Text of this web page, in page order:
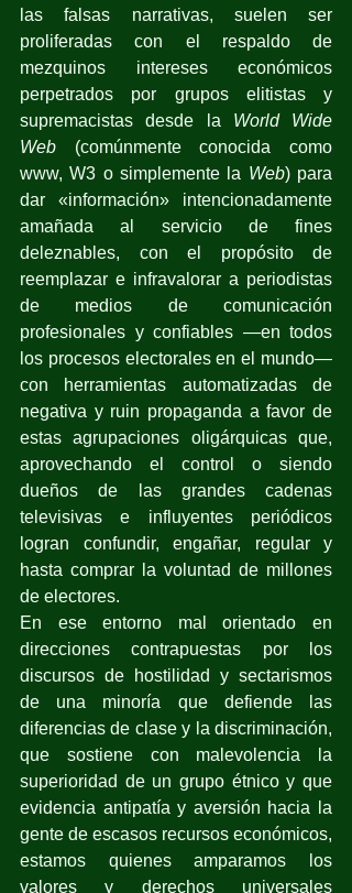
las falsas narrativas, suelen ser
proliferadas con el respaldo de
mezquinos intereses económicos
perpetrados por grupos elitistas y
supremacistas desde la World Wide
Web (comúnmente conocida como
www, W3 o simplemente la Web) para
dar «información» intencionadamente
amañada al servicio de fines
deleznables, con el propósito de
reemplazar e infravalorar a periodistas
de medios de comunicación
profesionales y confiables —en todos
los procesos electorales en el mundo—
con herramientas automatizadas de
negativa y ruin propaganda a favor de
estas agrupaciones oligárquicas que,
aprovechando el control o siendo
dueños de las grandes cadenas
televisivas e influyentes periódicos
logran confundir, engañar, regular y
hasta comprar la voluntad de millones
de electores.
En ese entorno mal orientado en
direcciones contrapuestas por los
discursos de hostilidad y sectarismos
de una minoría que defiende las
diferencias de clase y la discriminación,
que sostiene con malevolencia la
superioridad de un grupo étnico y que
evidencia antipatía y aversión hacia la
gente de escasos recursos económicos,
estamos quienes amparamos los
valores y derechos universales